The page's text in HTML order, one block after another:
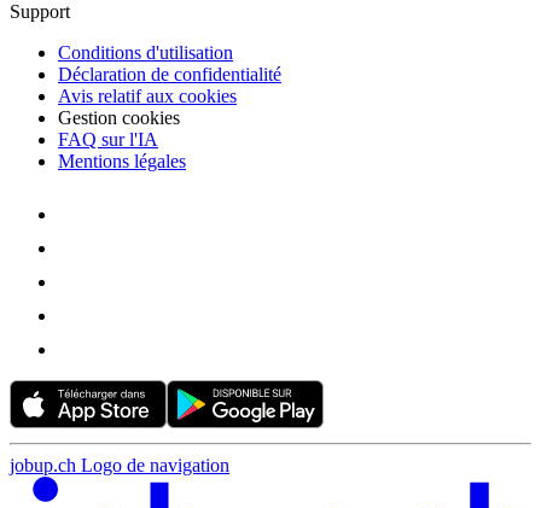
Support
Conditions d'utilisation
Déclaration de confidentialité
Avis relatif aux cookies
Gestion cookies
FAQ sur l'IA
Mentions légales
jobup.ch Logo de navigation